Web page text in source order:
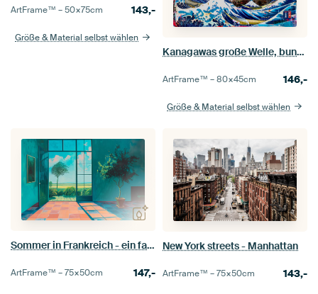
ArtFrame™ –50×75cm 143,-
Größe & Material selbst wählen
Kanagawas große Welle, bunte Pop-Art-Collage
ArtFrame™ –80×45cm 146,-
Größe & Material selbst wählen
Sommer in Frankreich - ein farbenfrohes impressionistisches Gemälde
ArtFrame™ –75×50cm 147,-
New York streets - Manhattan
ArtFrame™ –75×50cm 143,-